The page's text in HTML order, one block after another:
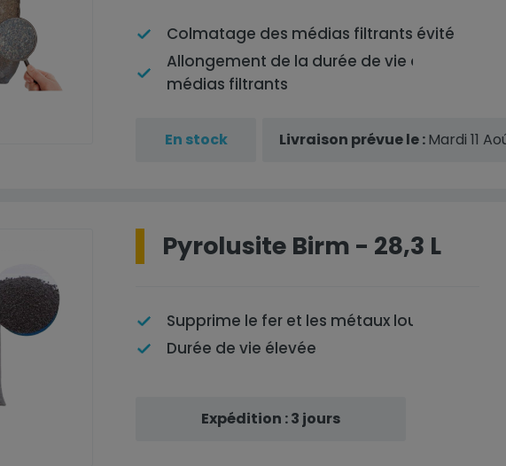
Colmatage des médias filtrants évité
Allongement de la durée de vie des
médias filtrants
En stock Livraison prévue le :Mardi 11
Pyrolusite Birm - 28,3 L
Supprime le fer et les métaux lourds
Durée de vie élevée
Expédition : 3 jours